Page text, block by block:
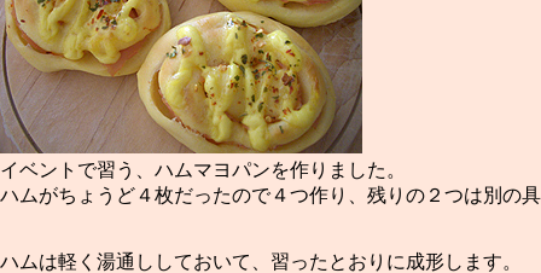
イベントで習う、ハムマヨパンを作りました。
ハムがちょうど４枚だったので４つ作り、残りの２つは別の
ハムは軽く湯通ししておいて、習ったとおりに成形します。